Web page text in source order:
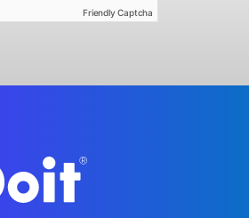
Friendly Captcha